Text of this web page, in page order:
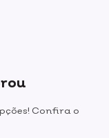
Confira o